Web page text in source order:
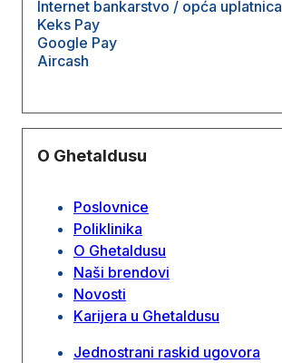
Internet bankarstvo / opća uplatnica
Keks Pay
Google Pay
Aircash
O Ghetaldusu
Poslovnice
Poliklinika
O Ghetaldusu
Naši brendovi
Novosti
Karijera u Ghetaldusu
Jednostrani raskid ugovora